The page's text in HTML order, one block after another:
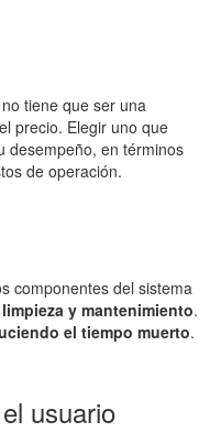
no tiene que ser una
precio. Elegir uno que
desempeño, en términos
de operación.
componentes del sistema
limpieza y mantenimiento.
el tiempo muerto.
usuario